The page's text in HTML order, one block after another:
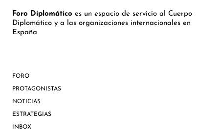
Foro Diplomático es un espacio de servicio al Cuerpo
Diplomático y a las organizaciones internacionales en
España
FORO
PROTAGONISTAS
NOTICIAS
ESTRATEGIAS
INBOX